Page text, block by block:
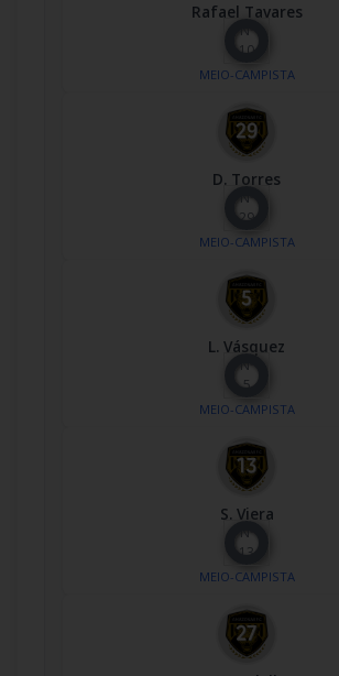
Rafael Tavares
Nº
10
MEIO-CAMPISTA
D. Torres
Nº
29
MEIO-CAMPISTA
L. Vásquez
Nº
5
MEIO-CAMPISTA
S. Viera
Nº
13
MEIO-CAMPISTA